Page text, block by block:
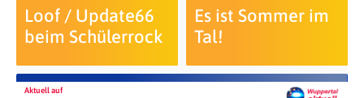
Loof / Update66
beim Schülerrock
Es ist Sommer im
Tal!
Aktuell auf